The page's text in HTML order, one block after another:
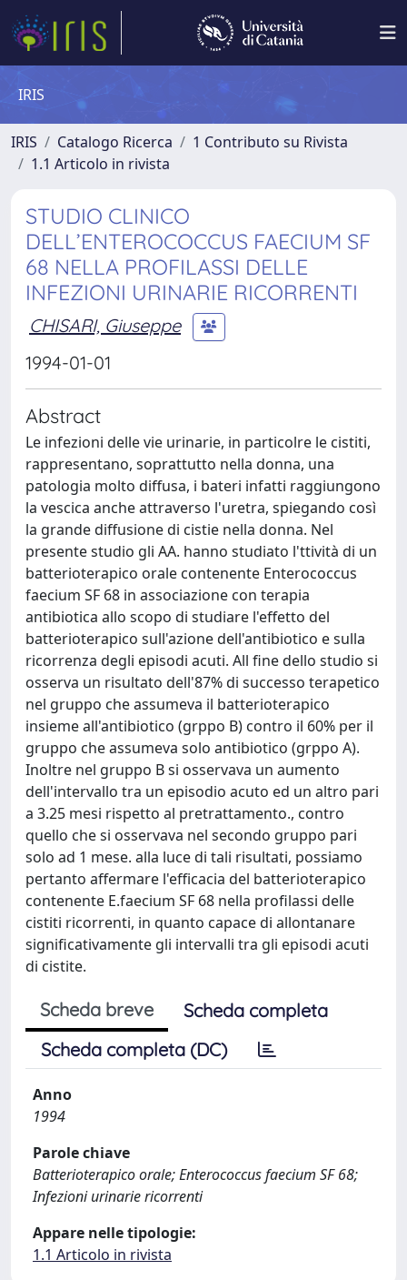
IRIS
IRIS Catalogo Ricerca
1 Contributo su Rivista
1.1 Articolo in rivista
STUDIO CLINICO
DELL’ENTEROCOCCUS FAECIUM SF
68 NELLA PROFILASSI DELLE
INFEZIONI URINARIE RICORRENTI
CHISARI, Giuseppe
1994-01-01
Abstract
Le infezioni delle vie urinarie, in particolre le cistiti,
rappresentano, soprattutto nella donna, una
patologia molto diffusa, i bateri infatti raggiungono
la vescica anche attraverso l'uretra, spiegando così
la grande diffusione di cistie nella donna. Nel
presente studio gli AA. hanno studiato l'ttività di un
batterioterapico orale contenente Enterococcus
faecium SF 68 in associazione con terapia
antibiotica allo scopo di studiare l'effetto del
batterioterapico sull'azione dell'antibiotico e sulla
ricorrenza degli episodi acuti. All fine dello studio si
osserva un risultato dell'87% di successo terapetico
nel gruppo che assumeva il batterioterapico
insieme all'antibiotico (grppo B) contro il 60% per il
gruppo che assumeva solo antibiotico (grppo A).
Inoltre nel gruppo B si osservava un aumento
dell'intervallo tra un episodio acuto ed un altro pari
a 3.25 mesi rispetto al pretrattamento., contro
quello che si osservava nel secondo gruppo pari
solo ad 1 mese. alla luce di tali risultati, possiamo
pertanto affermare l'efficacia del batterioterapico
contenente E.faecium SF 68 nella profilassi delle
cistiti ricorrenti, in quanto capace di allontanare
significativamente gli intervalli tra gli episodi acuti
di cistite.
Scheda breve
Scheda completa
Scheda completa (DC)
Anno
1994
Parole chiave
Batterioterapico orale; Enterococcus faecium SF 68;
Infezioni urinarie ricorrenti
Appare nelle tipologie:
1.1 Articolo in rivista